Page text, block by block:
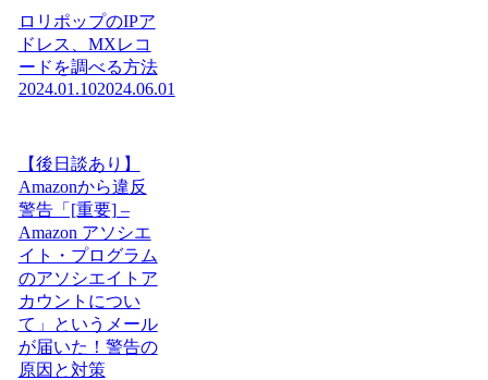
ロリポップのIPア
ドレス、MXレコ
ードを調べる方法
2024.01.102024.06.01
【後日談あり】
Amazonから違反
警告「[重要] –
Amazon アソシエ
イト・プログラム
のアソシエイトア
カウントについ
て」というメール
が届いた！警告の
原因と対策